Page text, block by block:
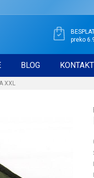
preko
BLOG KONTAKT
XXL